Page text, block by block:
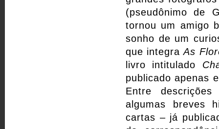
(pseudônimo de
tornou um amigo
sonho de um
que integraAs
livro intitulado
publicado apenas
Entre
algumas breves
cartas – já